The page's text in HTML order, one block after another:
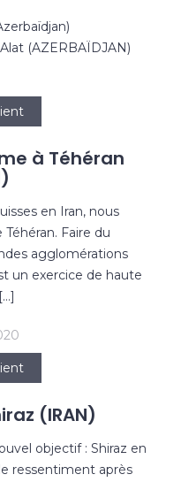
(AZERBAÏDJAN)
à Téhéran
en Iran, nous
Faire du
agglomérations
un exercice de haute
(IRAN)
objectif : Shiraz en
ressentiment après